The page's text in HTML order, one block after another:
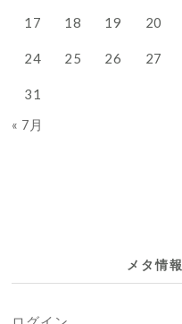
17 18 19 20
24 25 26 27
31
« 7月
メタ情報